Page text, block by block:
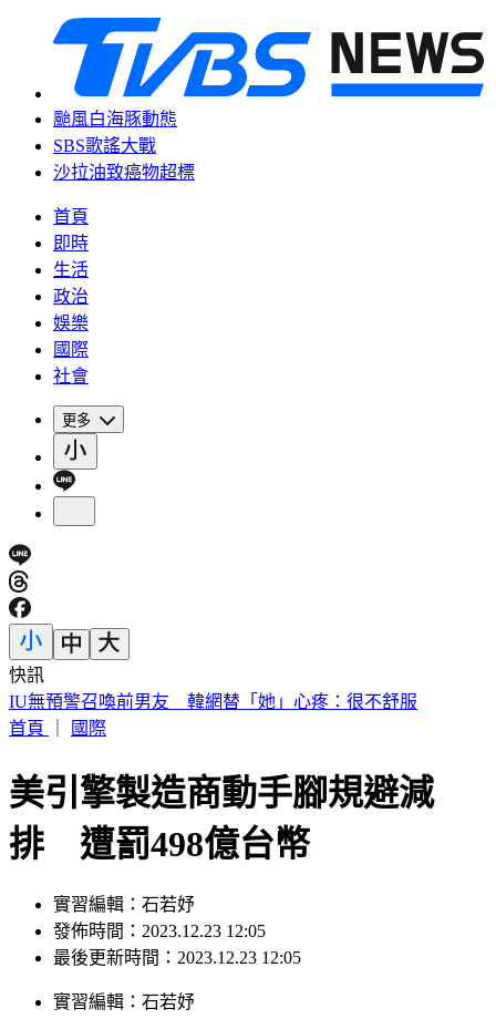
颱風白海豚動態
SBS歌謠大戰
沙拉油致癌物超標
首頁
即時
生活
政治
娛樂
國際
社會
更多
快訊
中國出入境新規將上路 陸委會曝「這類人」最危險
首頁
國際
美引擎製造商動手腳規避減
排 遭罰498億台幣
實習編輯：石若妤
發佈時間：2023.12.23 12:05
最後更新時間：2023.12.23 12:05
實習編輯 ： 石若妤